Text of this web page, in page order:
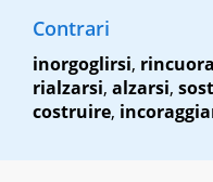
Contrari
inorgoglirsi,
rialzarsi, alzarsi,
costruire,